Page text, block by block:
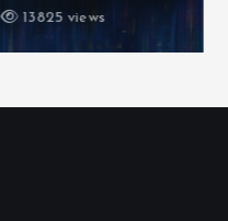
10128 views